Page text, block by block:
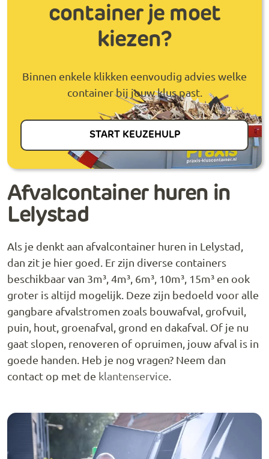
container je moet
kiezen?
Binnen enkele klikken eenvoudig advies welke
container bij jouw klus past.
START KEUZEHULP
Afvalcontainer huren in
Lelystad
Als je denkt aan afvalcontainer huren in Lelystad,
dan zit je hier goed. Er zijn diverse containers
beschikbaar van 3m³, 4m³, 6m³, 10m³, 15m³ en ook
groter is altijd mogelijk. Deze zijn bedoeld voor alle
gangbare afvalstromen zoals bouwafval, grofvuil,
puin, hout, groenafval, grond en dakafval. Of je nu
gaat slopen, renoveren of opruimen, jouw afval is in
goede handen. Heb je nog vragen? Neem dan
contact op met de klantenservice